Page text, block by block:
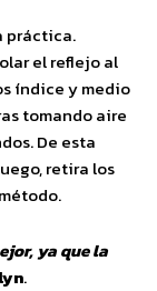
práctica.
el reflejo al
índice y medio
tomando aire
De esta
retira los
ya que la
.